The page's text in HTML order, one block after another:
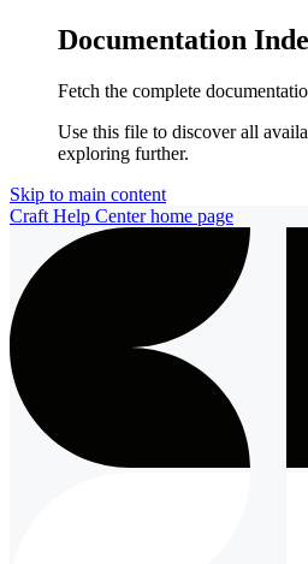
Documentation
Fetch the complete
Use this file to discover all
exploring further.
Skip to main content
Craft Help Centerhome page